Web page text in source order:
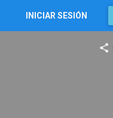
INICIAR SESIÓN